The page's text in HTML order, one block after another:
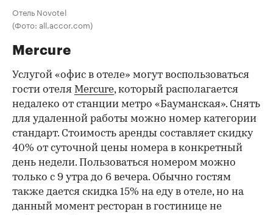
Отель Novotel
(Фото: all.accor.com)
Mercure
Услугой «офис в отеле» могут воспользоваться
гости отеля Mercure, который располагается
недалеко от станции метро «Бауманская». Снять
для удаленной работы можно номер категории
стандарт. Стоимость аренды составляет скидку
40% от суточной цены номера в конкретный
день недели. Пользоваться номером можно
только с 9 утра до 6 вечера. Обычно гостям
также дается скидка 15% на еду в отеле, но на
данный момент ресторан в гостинице не